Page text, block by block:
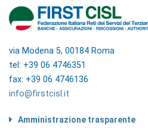
via Modena 5, 00184 Roma
tel: +39 06 4746351
fax: +39 06 4746136
info@firstcisl.it
Amministrazione trasparente